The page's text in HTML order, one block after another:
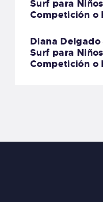
Surf para
Competición o
Diana Delgado
Surf para
Competición o